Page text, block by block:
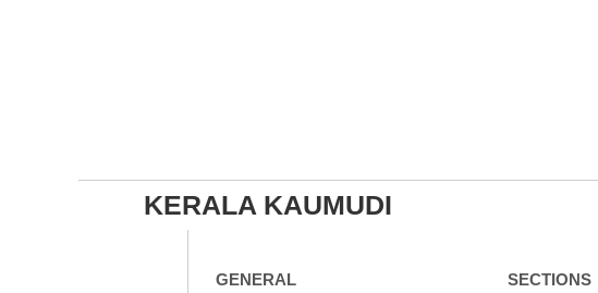
KERALA KAUMUDI
GENERAL SECTIONS